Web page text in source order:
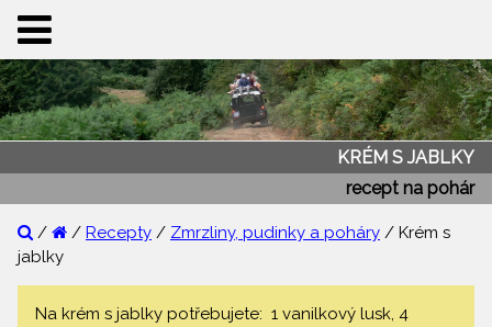
KRÉM S JABLKY
recept na pohár
/ / Recepty / Zmrzliny, pudinky a poháry / Krém s
jablky
Na krém s jablky potřebujete: 1 vanilkový lusk, 4